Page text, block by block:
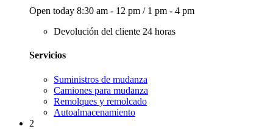
Open today 8:30 am - 12 pm / 1 pm - 4 pm
Devolución del cliente 24 horas
Servicios
Suministros de mudanza
Camiones para mudanza
Remolques y remolcado
Autoalmacenamiento
2